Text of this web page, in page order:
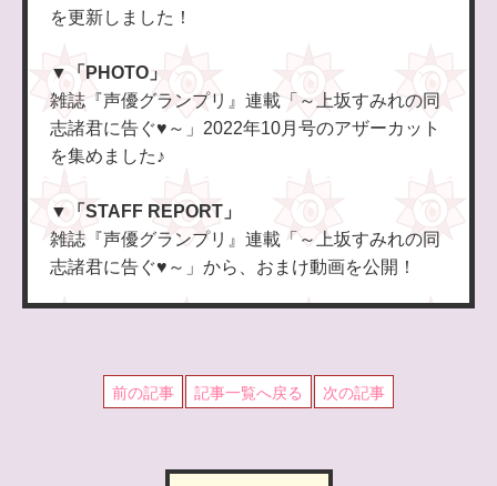
を更新しました！
▼
「PHOTO」
雑誌『声優グランプリ』連載「～上坂すみれの同
志諸君に告ぐ♥～」2022年10月号のアザーカット
を集めました♪
▼
「STAFF REPORT」
雑誌『声優グランプリ』連載「～上坂すみれの同
志諸君に告ぐ♥～」から、おまけ動画を公開！
前の記事 記事一覧へ戻る 次の記事